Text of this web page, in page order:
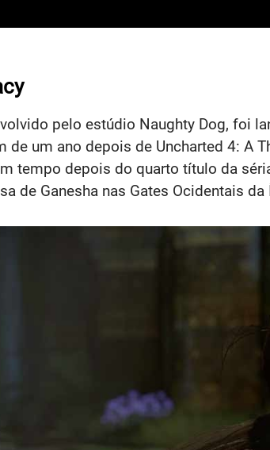
pelo estúdio Naughty Dog, foi
um ano depois de Uncharted 4: A
tempo depois do quarto título da
de Ganesha nas Gates Ocidentais da